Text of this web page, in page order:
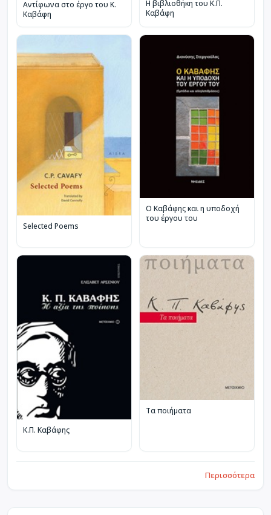
Αντίφωνα στο έργο του Κ.
Καβάφη
Η βιβλιοθήκη του Κ.Π.
Καβάφη
Selected Poems
Ο Καβάφης και η υποδοχή
του έργου του
Κ.Π. Καβάφης
Τα ποιήματα
Περισσότερα